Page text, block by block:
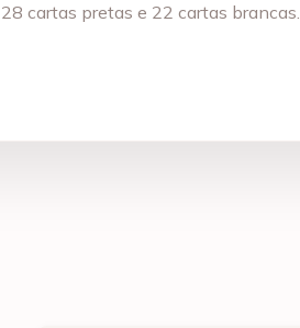
cartas pretas e 22 cartas brancas.